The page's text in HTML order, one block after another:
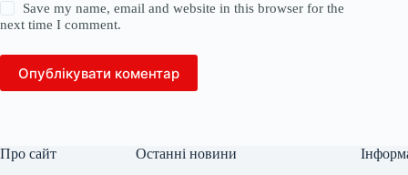
Save my name, email and website in this browser for the
next time I comment.
Опублікувати коментар
Про сайт Останні новини